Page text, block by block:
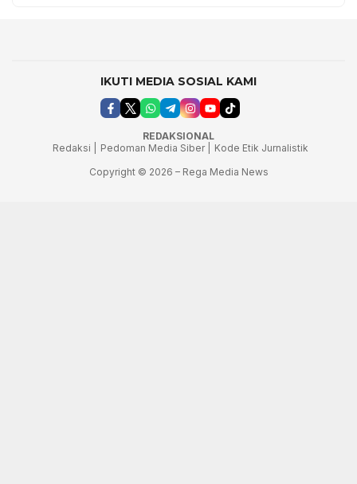
IKUTI MEDIA SOSIAL KAMI
REDAKSIONAL
Redaksi |
Pedoman Media Siber |
Kode Etik Jurnalistik
Copyright © 2026 – Rega Media News